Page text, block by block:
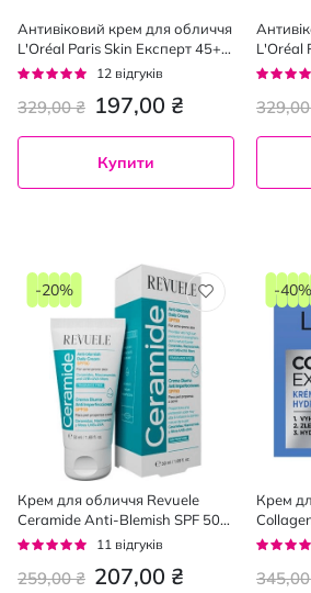
Антивіковий крем для обличчя
L'Oréal Paris Skin Експерт 45+
нічний 50 мл
Рейтинг:
12 відгуків
197,00 ₴
329,00 ₴
Купити
L'Oréal
Крем для обличчя Revuele
Ceramide Anti-Blemish SPF 50
денний проти пігментних плям
Рейтинг:
11 відгуків
207,00 ₴
259,00 ₴
-20%
Крем
мл
-40%